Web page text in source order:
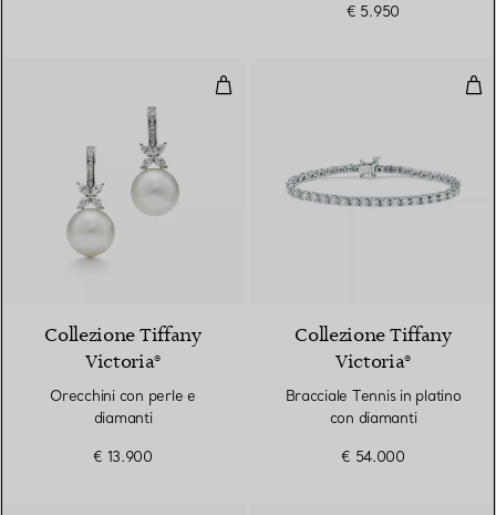
€ 5.950
Orecchini con perle e diamanti
Collezione Tiffany
Victoria®
Orecchini con perle e
diamanti
€ 13.900
Collezione Tiffany
Victoria®
Bracciale Tennis in platino
con diamanti
€ 54.000